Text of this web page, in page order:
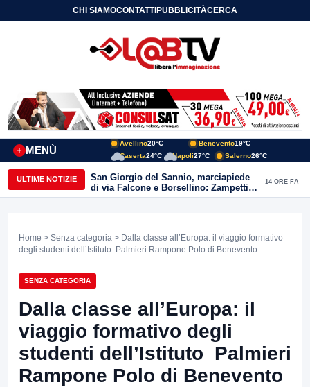
CHI SIAMOCONTATTIPUBBLICITÀCERCA
MENÙ
+
Avellino20°C Benevento19°C
Caserta24°C Napoli27°C Salerno26°C
ULTIME NOTIZIE
San Giorgio del Sannio, marciapiede
di via Falcone e Borsellino: Zampetti e
Lombardi replicano alle polemiche
14 ORE FA
Home > Senza categoria > Dalla classe all’Europa: il viaggio formativo
degli studenti dell’Istituto Palmieri Rampone Polo di Benevento
SENZA CATEGORIA
Dalla classe all’Europa: il
viaggio formativo degli
studenti dell’Istituto Palmieri
Rampone Polo di Benevento